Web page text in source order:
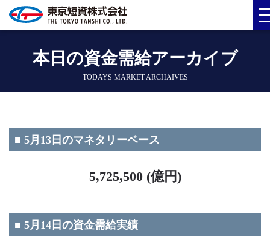
本日の資金需給アーカイブ
TODAYS MARKET ARCHAIVES
■ 5月13日のマネタリーベース
5,725,500 (億円)
■ 5月14日の資金需給実績